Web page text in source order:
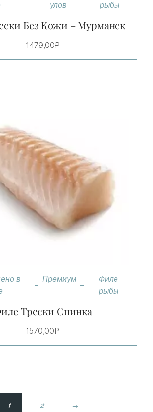
улов
рыбы
Без Кожи – Мурманск
1479,00₽
в
Премиум
Филе
рыбы
Трески Спинка
1570,00₽
1 2 →